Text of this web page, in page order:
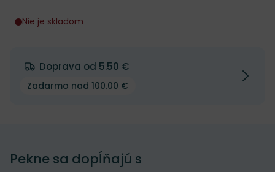
Nie je skladom
Doprava od 5.50 €
Zadarmo nad 100.00 €
Pekne sa dopĺňajú s